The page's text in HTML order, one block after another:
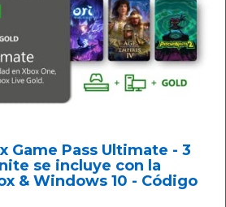
Game Pass Ultimate - 3
se incluye con la
& Windows 10 - Código